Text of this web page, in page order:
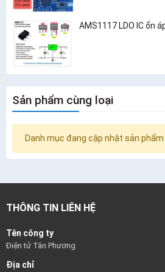
AMS1117 LDO IC ổn
Sản phẩm cùng loại
Danh mục đang cập nhật sản phẩm
THÔNG TIN LIÊN HỆ
Tên công ty
Điện tử Tân Phương
Địa chỉ